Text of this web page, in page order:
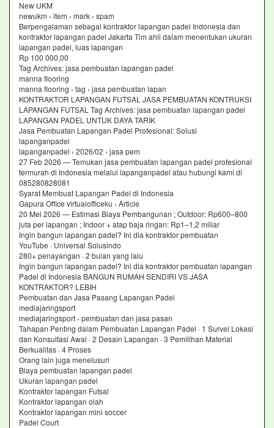
New UKM
newukm › item › mark › spam
Berpengalaman sebagai kontraktor lapangan padel Indonesia dan
kontraktor lapangan padel Jakarta Tim ahli dalam menentukan ukuran
lapangan padel, luas lapangan
Rp 100 000,00
Tag Archives: jasa pembuatan lapangan padel
manna flooring
manna flooring › tag › jasa pembuatan lapan
KONTRAKTOR LAPANGAN FUTSAL JASA PEMBUATAN KONTRUKSI
LAPANGAN FUTSAL Tag Archives: jasa pembuatan lapangan padel
LAPANGAN PADEL UNTUK DAYA TARIK
Jasa Pembuatan Lapangan Padel Profesional: Solusi
lapanganpadel
lapanganpadel › 2026/02 › jasa pem
27 Feb 2026 — Temukan jasa pembuatan lapangan padel profesional
termurah di Indonesia melalui lapanganpadel atau hubungi kami di
085280828081
Syarat Membuat Lapangan Padel di Indonesia
Gapura Office virtualofficeku › Article
20 Mei 2026 — Estimasi Biaya Pembangunan ; Outdoor: Rp600–800
juta per lapangan ; Indoor + atap baja ringan: Rp1–1,2 miliar
Ingin bangun lapangan padel? Ini dia kontraktor pembuatan
YouTube · Universal Solusindo
280+ penayangan · 2 bulan yang lalu
Ingin bangun lapangan padel? Ini dia kontraktor pembuatan lapangan
Padel di Indonesia BANGUN RUMAH SENDIRI VS JASA
KONTRAKTOR? LEBIH
Pembuatan dan Jasa Pasang Lapangan Padel
mediajaringsport
mediajaringsport › pembuatan dan jasa pasan
Tahapan Penting dalam Pembuatan Lapangan Padel · 1 Survei Lokasi
dan Konsultasi Awal · 2 Desain Lapangan · 3 Pemilihan Material
Berkualitas · 4 Proses
Orang lain juga menelusuri
Biaya pembuatan lapangan padel
Ukuran lapangan padel
Kontraktor lapangan Futsal
Kontraktor lapangan olah
Kontraktor lapangan mini soccer
Padel Court